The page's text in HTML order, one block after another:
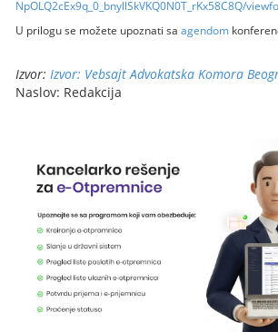
NpOLQ2cEx9q_0_bnyllSkVKQ0N0T_rKx58C8Q/
U prilogu se možete upoznati saagendom
Izvor:Izvor: Vebsajt Advokatska Komora
Naslov: Redakcija